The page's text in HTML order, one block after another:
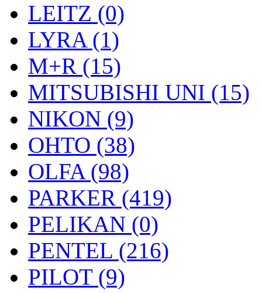
LEITZ (0)
LYRA (1)
M+R (15)
MITSUBISHI UNI (15)
NIKON (9)
OHTO (38)
OLFA (98)
PARKER (419)
PELIKAN (0)
PENTEL (216)
PILOT (9)